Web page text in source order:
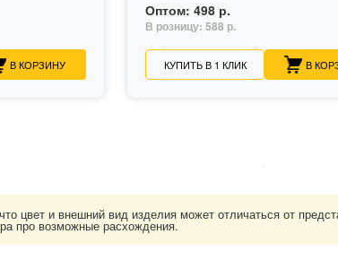
В КОРЗИНУ
Оптом:498 р.
В розницу:588 р.
КУПИТЬ В 1 КЛИК В
цвет и внешний вид изделия может отличаться от
про возможные расхождения.